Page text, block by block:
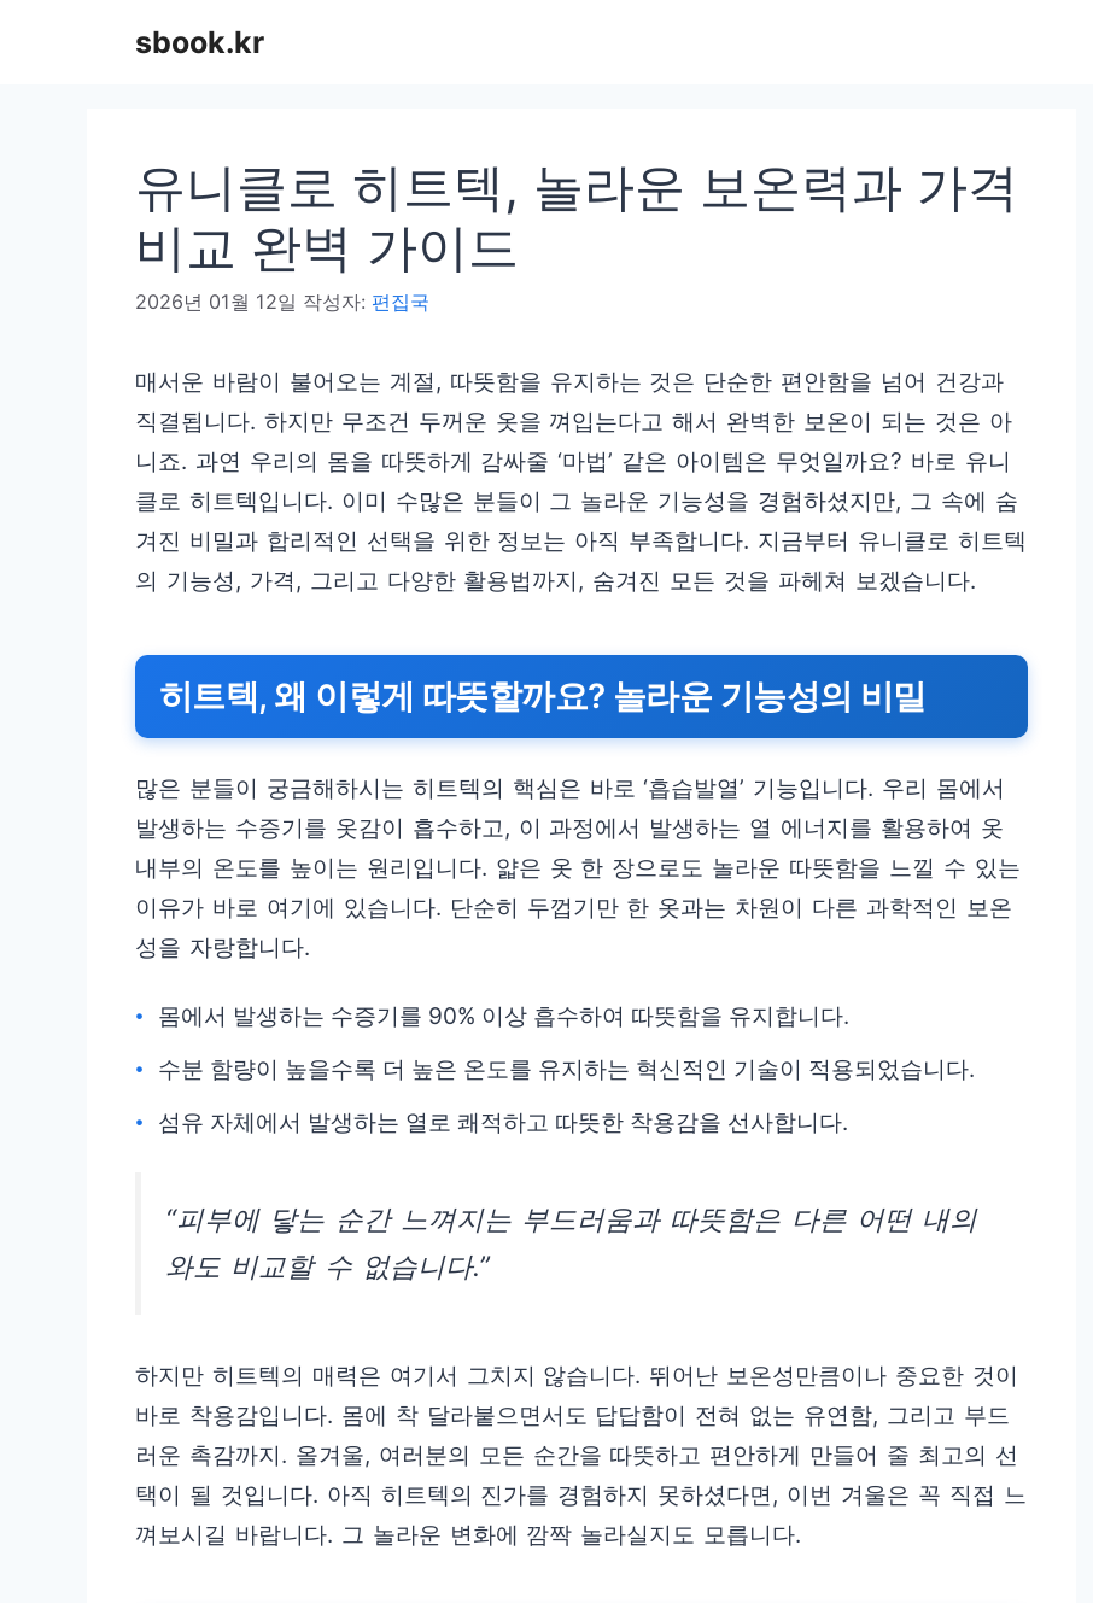
sbook.kr
유니클로 히트텍, 놀라운 보온력과 가격
비교 완벽 가이드
2026년 01월 12일 작성자: 편집국
매서운 바람이 불어오는 계절, 따뜻함을 유지하는 것은 단순한 편안함을 넘어 건강과
직결됩니다. 하지만 무조건 두꺼운 옷을 껴입는다고 해서 완벽한 보온이 되는 것은 아
니죠. 과연 우리의 몸을 따뜻하게 감싸줄 ‘마법’ 같은 아이템은 무엇일까요? 바로 유니
클로 히트텍입니다. 이미 수많은 분들이 그 놀라운 기능성을 경험하셨지만, 그 속에 숨
겨진 비밀과 합리적인 선택을 위한 정보는 아직 부족합니다. 지금부터 유니클로 히트텍
의 기능성, 가격, 그리고 다양한 활용법까지, 숨겨진 모든 것을 파헤쳐 보겠습니다.
히트텍, 왜 이렇게 따뜻할까요? 놀라운 기능성의 비밀
많은 분들이 궁금해하시는 히트텍의 핵심은 바로 ‘흡습발열’ 기능입니다. 우리 몸에서
발생하는 수증기를 옷감이 흡수하고, 이 과정에서 발생하는 열 에너지를 활용하여 옷
내부의 온도를 높이는 원리입니다. 얇은 옷 한 장으로도 놀라운 따뜻함을 느낄 수 있는
이유가 바로 여기에 있습니다. 단순히 두껍기만 한 옷과는 차원이 다른 과학적인 보온
성을 자랑합니다.
몸에서 발생하는 수증기를 90% 이상 흡수하여 따뜻함을 유지합니다.
수분 함량이 높을수록 더 높은 온도를 유지하는 혁신적인 기술이 적용되었습니다.
섬유 자체에서 발생하는 열로 쾌적하고 따뜻한 착용감을 선사합니다.
“피부에 닿는 순간 느껴지는 부드러움과 따뜻함은 다른 어떤 내의
와도 비교할 수 없습니다.”
하지만 히트텍의 매력은 여기서 그치지 않습니다. 뛰어난 보온성만큼이나 중요한 것이
바로 착용감입니다. 몸에 착 달라붙으면서도 답답함이 전혀 없는 유연함, 그리고 부드
러운 촉감까지. 올겨울, 여러분의 모든 순간을 따뜻하고 편안하게 만들어 줄 최고의 선
택이 될 것입니다. 아직 히트텍의 진가를 경험하지 못하셨다면, 이번 겨울은 꼭 직접 느
껴보시길 바랍니다. 그 놀라운 변화에 깜짝 놀라실지도 모릅니다.